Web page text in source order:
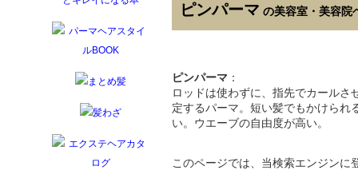
ピンパーマ の美容室・美容院
ピンパーマ ：
ロッドは使わずに、指先でカールさ
定するパーマ。短い髪でもかけられ
い。ウエーブの自由度が高い。
このページでは、当検索エンジンに